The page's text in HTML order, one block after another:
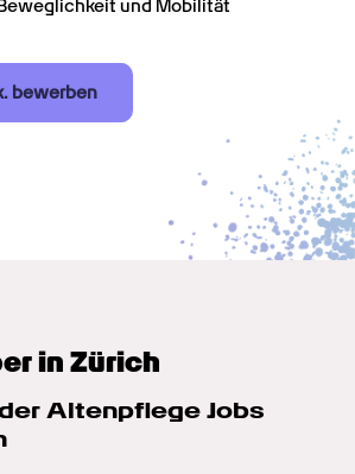
und Mobilität
bewerben
in Zürich
Altenpflege Jobs